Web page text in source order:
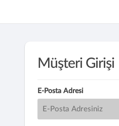
Müşteri Girişi
E-Posta Adresi